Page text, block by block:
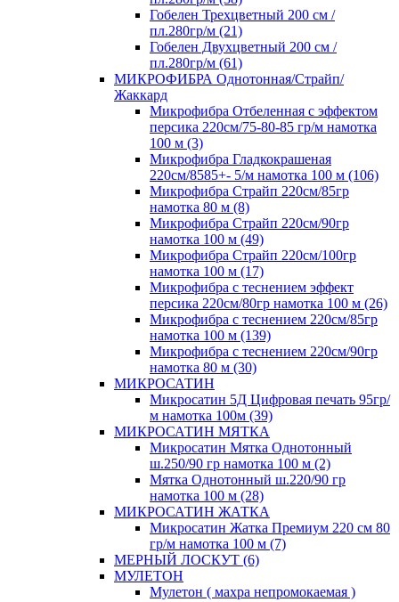
Гобелен Трехцветный 200 см /
пл.280гр/м (21)
Гобелен Двухцветный 200 см /
пл.280гр/м (61)
МИКРОФИБРА Однотонная/Страйп/
Жаккард
Микрофибра Отбеленная с эффектом
персика 220см/75-80-85 гр/м намотка
100 м (3)
Микрофибра Гладкокрашеная
220см/8585+- 5/м намотка 100 м (106)
Микрофибра Страйп 220см/85гр
намотка 80 м (8)
Микрофибра Страйп 220см/90гр
намотка 100 м (49)
Микрофибра Страйп 220см/100гр
намотка 100 м (17)
Микрофибра с теснением эффект
персика 220см/80гр намотка 100 м (26)
Микрофибра с теснением 220см/85гр
намотка 100 м (139)
Микрофибра с теснением 220см/90гр
намотка 80 м (30)
МИКРОСАТИН
Микросатин 5Д Цифровая печать 95гр/
м намотка 100м (39)
МИКРОСАТИН МЯТКА
Микросатин Мятка Однотонный
ш.250/90 гр намотка 100 м (2)
Мятка Однотонный ш.220/90 гр
намотка 100 м (28)
МИКРОСАТИН ЖАТКА
Микросатин Жатка Премиум 220 см 80
гр/м намотка 100 м (7)
МЕРНЫЙ ЛОСКУТ (6)
МУЛЕТОН
Мулетон ( махра непромокаемая )